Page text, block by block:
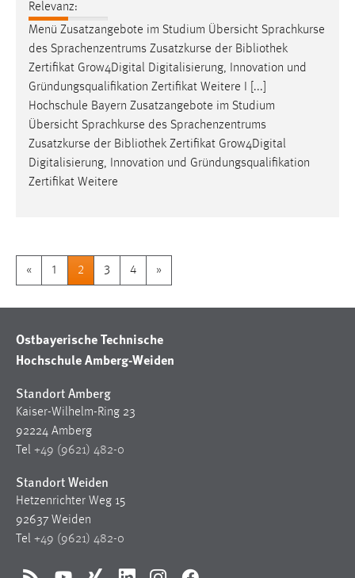
Relevanz:
Menü Zusatzangebote im Studium Übersicht Sprachkurse
des Sprachenzentrums Zusatzkurse der Bibliothek
Zertifikat Grow4Digital Digitalisierung, Innovation und
Gründungsqualifikation Zertifikat Weitere I [...]
Hochschule Bayern Zusatzangebote im Studium
Übersicht Sprachkurse des Sprachenzentrums
Zusatzkurse der Bibliothek Zertifikat Grow4Digital
Digitalisierung, Innovation und Gründungsqualifikation
Zertifikat Weitere
« 1 2 3 4 »
Ostbayerische Technische
Hochschule Amberg-Weiden
Standort Amberg
Kaiser-Wilhelm-Ring 23
92224 Amberg
Tel +49 (9621) 482-0
Standort Weiden
Hetzenrichter Weg 15
92637 Weiden
Tel +49 (9621) 482-0